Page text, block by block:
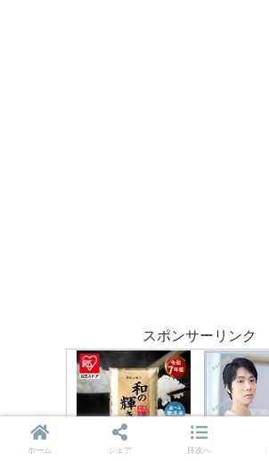
スポンサーリンク
ホーム シェア 目次へ